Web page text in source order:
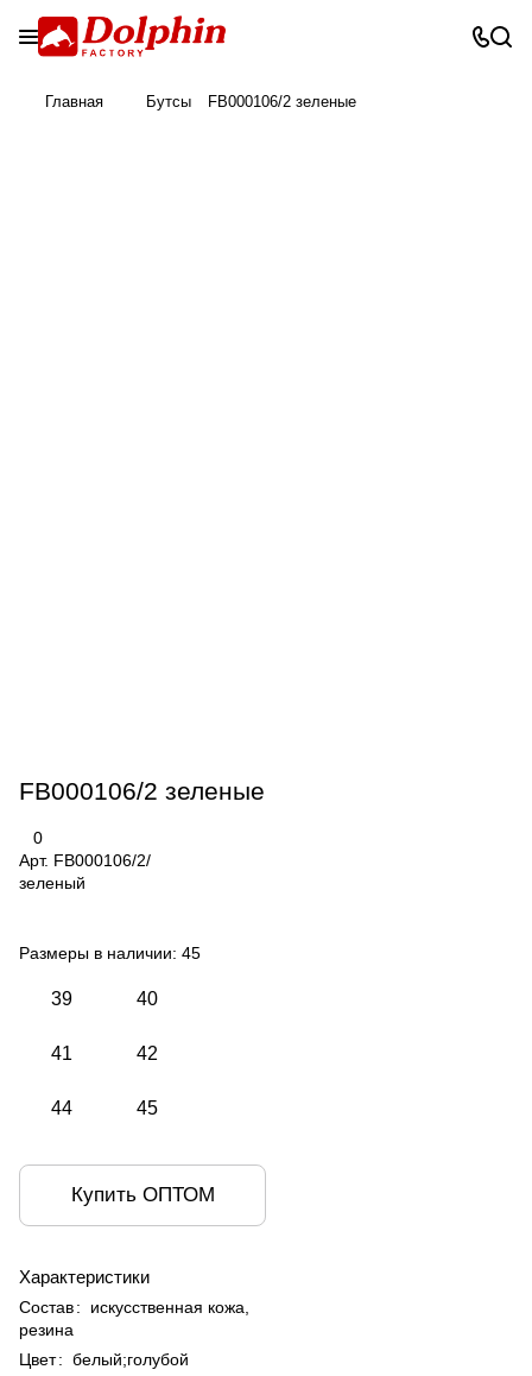
Главная Бутсы FB000106/2 зеленые
FB000106/2 зеленые
0
Арт. FB000106/2/
зеленый
Размеры в наличии: 45
39 40
41 42
44 45
Купить ОПТОМ
Характеристики
Состав:
искусственная кожа,
резина
Цвет: белый;голубой